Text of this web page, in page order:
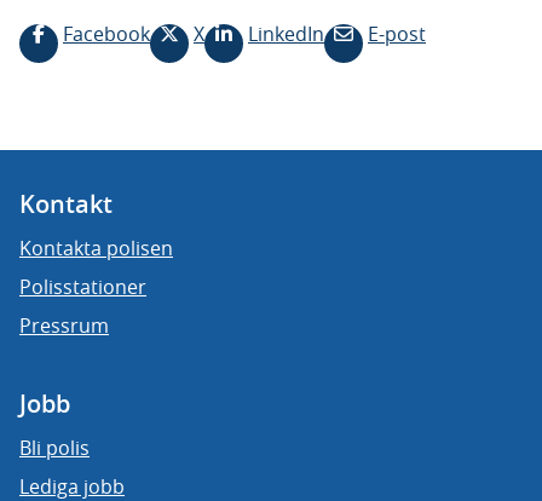
Facebook
X LinkedIn E-post
Kontakt
Kontakta polisen
Polisstationer
Pressrum
Jobb
Bli polis
Lediga jobb